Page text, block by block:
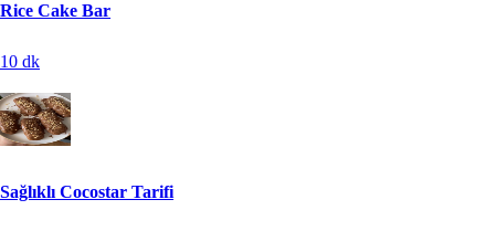
Rice Cake Bar
10 dk
Sağlıklı Cocostar Tarifi